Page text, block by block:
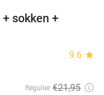
sokken +
9.6 star
Regulier €21,95